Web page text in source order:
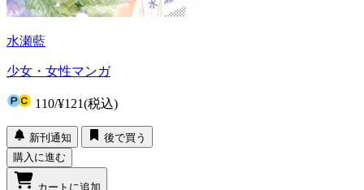
水瀬藍
少女・女性マンガ
110/¥121(税込)
新刊通知
後で買う
購入に進む
カートに追加